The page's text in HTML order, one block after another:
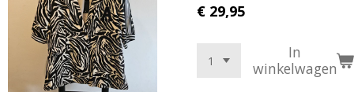
€ 29,95
In
winkelwagen